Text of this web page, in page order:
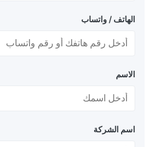
الهاتف / واتساب
اسم الشركة